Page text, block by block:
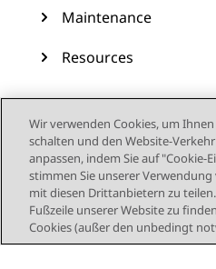
Maintenance
Resources
Wir verwenden Cookies, um
schalten und den Website-
anpassen, indem Sie auf "Cookie-
stimmen Sie unserer
mit diesen Drittanbietern zu
Fußzeile unserer Website zu
Cookies (außer den unbedingt